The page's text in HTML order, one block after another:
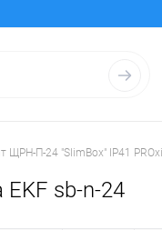
ЩРН-П-24 "SlimBox" IP41
sb-n-24